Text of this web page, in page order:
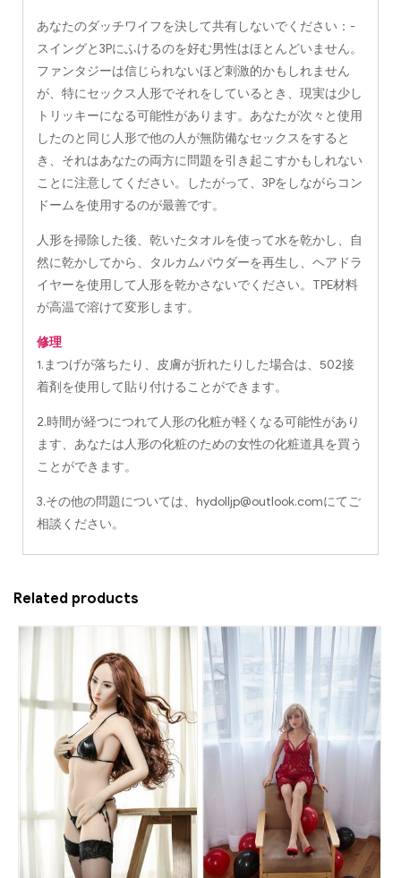
あなたのダッチワイフを決して共有しないでください：-
スイングと3Pにふけるのを好む男性はほとんどいません。
ファンタジーは信じられないほど刺激的かもしれません
が、特にセックス人形でそれをしているとき、現実は少し
トリッキーになる可能性があります。あなたが次々と使用
したのと同じ人形で他の人が無防備なセックスをすると
き、それはあなたの両方に問題を引き起こすかもしれない
ことに注意してください。したがって、3Pをしながらコン
ドームを使用するのが最善です。
人形を掃除した後、乾いたタオルを使って水を乾かし、自
然に乾かしてから、タルカムパウダーを再生し、ヘアドラ
イヤーを使用して人形を乾かさないでください。TPE材料
が高温で溶けて変形します。
修理
1.まつげが落ちたり、皮膚が折れたりした場合は、502接
着剤を使用して貼り付けることができます。
2.時間が経つにつれて人形の化粧が軽くなる可能性があり
ます、あなたは人形の化粧のための女性の化粧道具を買う
ことができます。
3.その他の問題については、 hydolljp@outlook.comにてご
相談ください。
Related products